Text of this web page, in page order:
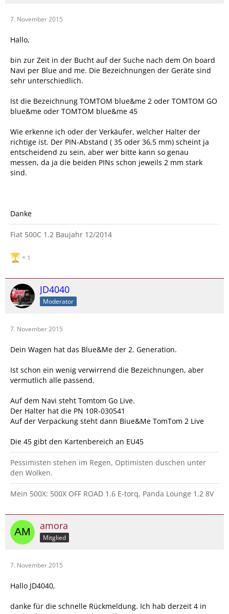
7. November 2015
Hallo,
bin zur Zeit in der Bucht auf der Suche nach dem On board
Navi per Blue and me. Die Bezeichnungen der Geräte sind
sehr unterschiedlich.
Ist die Bezeichnung TOMTOM blue&me 2 oder TOMTOM GO
blue&me oder TOMTOM blue&me 45
Wie erkenne ich oder der Verkäufer, welcher Halter der
richtige ist. Der PIN-Abstand ( 35 oder 36,5 mm) scheint ja
entscheidend zu sein, aber wer bitte kann so genau
messen, da ja die beiden PINs schon jeweils 2 mm stark
sind.
Danke
Fiat 500C 1.2 Baujahr 12/2014
1
JD4040
Moderator
7. November 2015
Dein Wagen hat das Blue&Me der 2. Generation.
Ist schon ein wenig verwirrend die Bezeichnungen, aber
vermutlich alle passend.
Auf dem Navi steht Tomtom Go Live.
Der Halter hat die PN 10R-030541
Auf der Verpackung steht dann Biue&Me TomTom 2 Live
Die 45 gibt den Kartenbereich an EU45
Pessimisten stehen im Regen, Optimisten duschen unter
den Wolken.
Mein 500X: 500X OFF ROAD 1.6 E-torq, Panda Lounge 1,2 8V
amora
Mitglied
7. November 2015
Hallo JD4040,
danke für die schnelle Rückmeldung. Ich hab derzeit 4 in